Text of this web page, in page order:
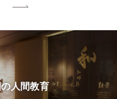
人間教育